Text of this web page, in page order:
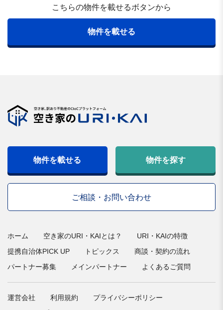
こちらの物件を載せるボタンから
物件を載せる
物件を載せる 物件を探す
ご相談・お問い合わせ
ホーム 空き家のURI・KAIとは？
URI・KAIの特徴
提携自治体PICK UP
トピックス
商談・契約の流れ
パートナー募集
メインパートナー よくあるご質問
運営会社 利用規約
プライバシーポリシー